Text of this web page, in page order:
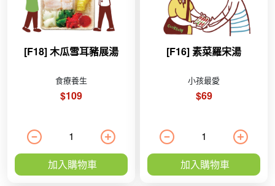
[F18] 木瓜雪耳豬展湯
食療養生
$109
加入購物車
[F16] 素菜羅宋湯
小孩最愛
$69
加入購物車